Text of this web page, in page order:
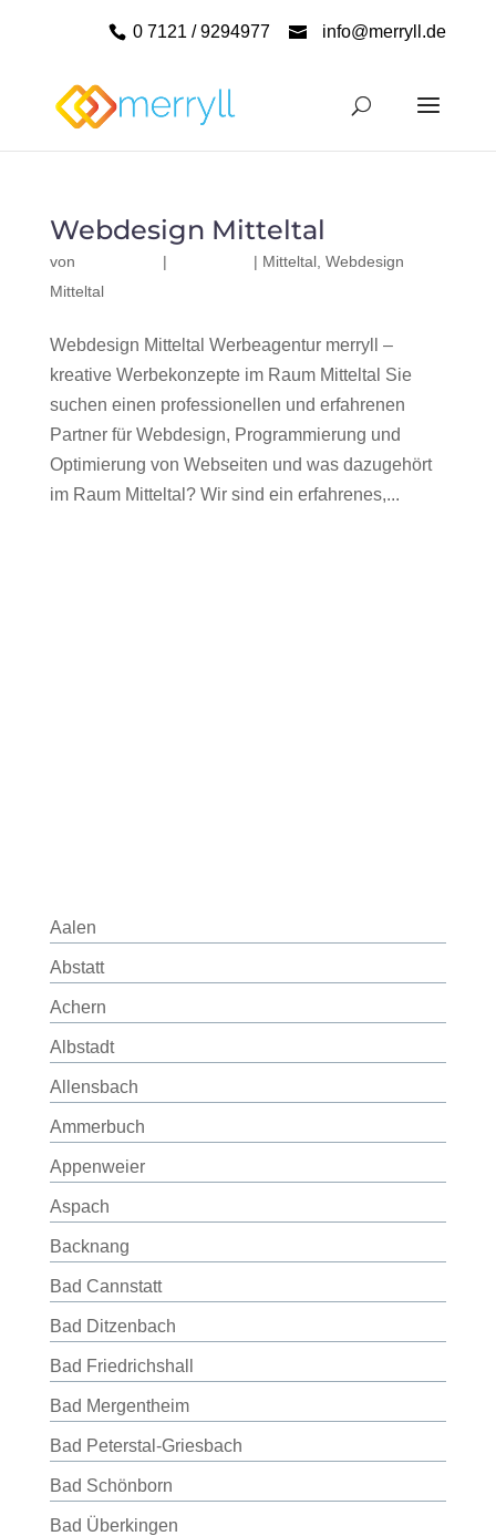
0 7121 / 9294977 info@merryll.de
Webdesign Mitteltal
von | | Mitteltal, Webdesign
Mitteltal
Webdesign Mitteltal Werbeagentur merryll –
kreative Werbekonzepte im Raum Mitteltal Sie
suchen einen professionellen und erfahrenen
Partner für Webdesign, Programmierung und
Optimierung von Webseiten und was dazugehört
im Raum Mitteltal? Wir sind ein erfahrenes,...
Aalen
Abstatt
Achern
Albstadt
Allensbach
Ammerbuch
Appenweier
Aspach
Backnang
Bad Cannstatt
Bad Ditzenbach
Bad Friedrichshall
Bad Mergentheim
Bad Peterstal-Griesbach
Bad Schönborn
Bad Überkingen